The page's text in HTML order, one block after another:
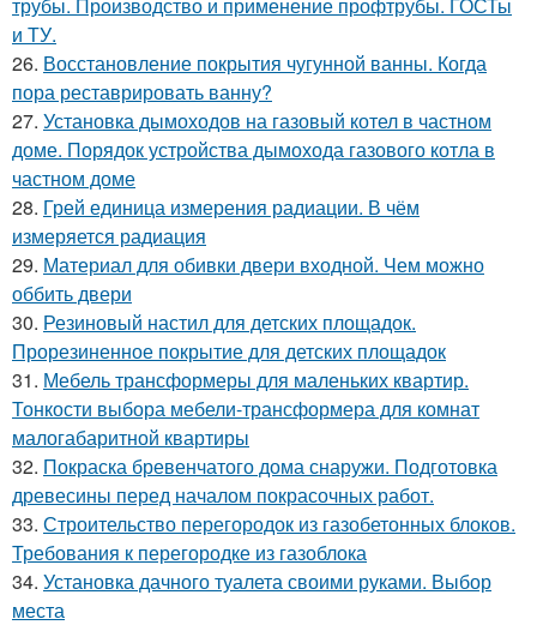
и ТУ.
26. Восстановление покрытия чугунной ванны. Когда
пора реставрировать ванну?
27. Установка дымоходов на газовый котел в частном
доме. Порядок устройства дымохода газового котла в
частном доме
28. Грей единица измерения радиации. В чём
измеряется радиация
29. Материал для обивки двери входной. Чем можно
оббить двери
30. Резиновый настил для детских площадок.
Прорезиненное покрытие для детских площадок
31. Мебель трансформеры для маленьких квартир.
Тонкости выбора мебели-трансформера для комнат
малогабаритной квартиры
32. Покраска бревенчатого дома снаружи. Подготовка
древесины перед началом покрасочных работ.
33. Строительство перегородок из газобетонных блоков.
Требования к перегородке из газоблока
34. Установка дачного туалета своими руками. Выбор
места